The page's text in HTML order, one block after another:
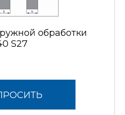
обработки
S27